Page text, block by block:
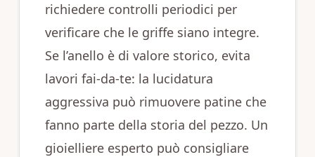
richiedere controlli periodici per
verificare che le griffe siano integre.
Se l’anello è di valore storico, evita
lavori fai-da-te: la lucidatura
aggressiva può rimuovere patine che
fanno parte della storia del pezzo. Un
gioielliere esperto può consigliare